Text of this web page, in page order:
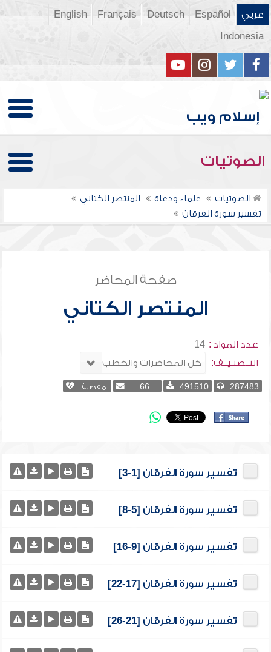
عربي Español
Deutsch
Français
English
Indonesia
الصوتيات
الصوتيات علماء ودعاة
المنتصر الكتاني
تفسير سورة الفرقان
صفحة المحاضر
المنتصر الكتاني
عدد المواد : 14
التــصنـيــف:
287483
491510
66 مفضلة
تفسير سورة الفرقان [1-3]
تفسير سورة الفرقان [5-8]
تفسير سورة الفرقان [9-16]
تفسير سورة الفرقان [17-22]
تفسير سورة الفرقان [21-26]